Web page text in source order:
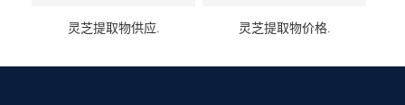
灵芝提取物供应. 灵芝提取物价格.